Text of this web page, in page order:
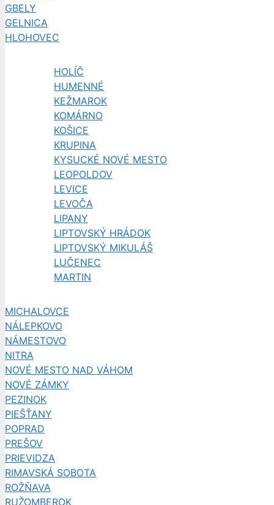
GBELY
GELNICA
HLOHOVEC
HOLÍČ
HUMENNÉ
KEŽMAROK
KOMÁRNO
KOŠICE
KRUPINA
KYSUCKÉ NOVÉ MESTO
LEOPOLDOV
LEVICE
LEVOČA
LIPANY
LIPTOVSKÝ HRÁDOK
LIPTOVSKÝ MIKULÁŠ
LUČENEC
MARTIN
MICHALOVCE
NÁLEPKOVO
NÁMESTOVO
NITRA
NOVÉ MESTO NAD VÁHOM
NOVÉ ZÁMKY
PEZINOK
PIEŠŤANY
POPRAD
PREŠOV
PRIEVIDZA
RIMAVSKÁ SOBOTA
ROŽŇAVA
RUŽOMBEROK